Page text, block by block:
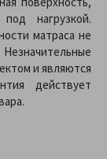
нагрузкой.
матраса не
и являются
действует